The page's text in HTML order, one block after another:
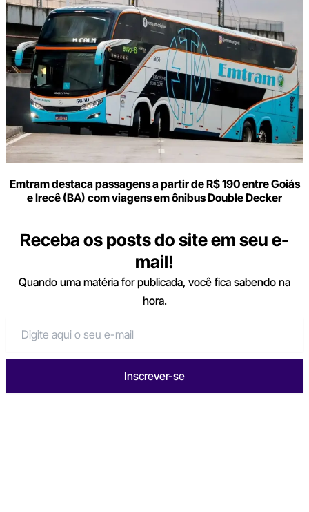
Emtram destaca passagens a partir de R$ 190 entre Goiás
e Irecê (BA) com viagens em ônibus Double Decker
Receba os posts do site em seu e-
mail!
Quando uma matéria for publicada, você fica sabendo na
hora.
Inscrever-se